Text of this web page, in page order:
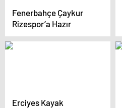
Fenerbahçe Çaykur
Rizespor’a Hazır
Erciyes Kayak